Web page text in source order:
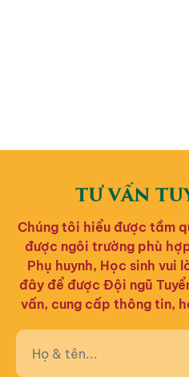
TƯ VẤN
Chúng tôi hiểu được tầm
được ngôi trường phù
Phụ huynh, Học sinh vui
đây để được Đội ngũ
vấn, cung cấp thông tin,